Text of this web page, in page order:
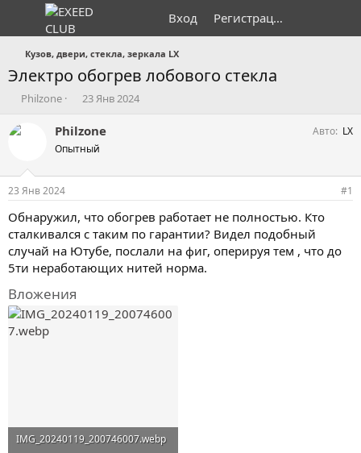
Вход Регистрация
Кузов, двери, стекла, зеркала LX
Электро обогрев лобового стекла
А
т
т
е
м
ы
Philzone
Д
т
н
а
л
23 Янв 2024
Philzone
Опытный
Авто LX
23 Янв 2024 #1
Обнаружил, что обогрев работает не полностью. Кто
сталкивался с таким по гарантии? Видел подобный
случай на Ютубе, послали на фиг, оперируя тем , что до
5ти неработающих нитей норма.
Вложения
IMG_20240119_200746007.webp